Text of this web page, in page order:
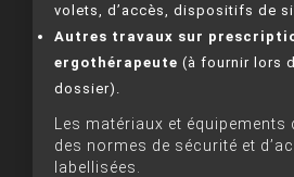
volets, d’accès, dispositifs de
Autres travaux sur
ergothérapeute (à fournir lors
dossier).
Les matériaux et
des normes de sécurité et
labellisées.